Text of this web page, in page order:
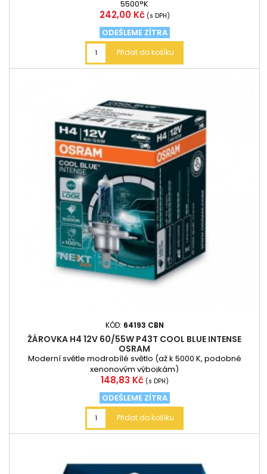
5500°K
Cena
242,00 Kč (s DPH)
ODEŠLEME ZÍTRA
Přidat do košíku
KÓD: 64193 CBN
ŽÁROVKA H4 12V 60/55W P43T COOL BLUE INTENSE
OSRAM
Moderní světle modrobílé světlo (až k 5000 K, podobné
xenonovým výbojkám)
Cena
148,83 Kč (s DPH)
ODEŠLEME ZÍTRA
Přidat do košíku